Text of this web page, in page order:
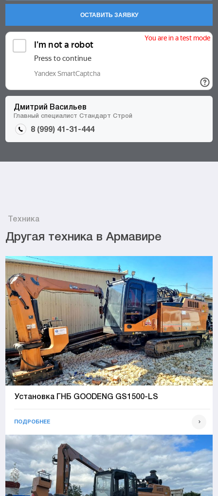
ОСТАВИТЬ ЗАЯВКУ
Дмитрий Васильев
Главный специалист Стандарт Строй
8 (999) 41-31-444
Техника
Другая техника в Армавире
Установка ГНБ GOODENG GS1500-LS
ПОДРОБНЕЕ